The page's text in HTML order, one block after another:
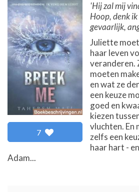
7
'Hij zal mij
Hoop, denk ik
gevaarlijk,
Juliette
haar leven
veranderen.
moeten
en wat ze
een keuze
goed en
kiezen
vluchten. En
zelfs een
haar hart -
Adam...